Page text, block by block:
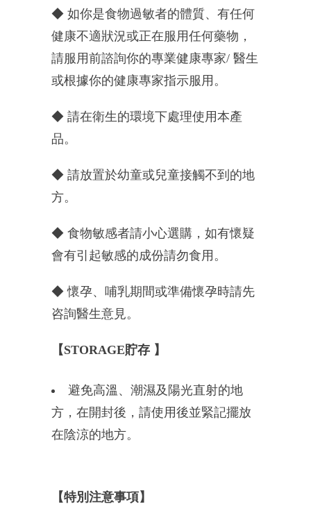
◆ 如你是食物過敏者的體質、有任何
健康不適狀況或正在服用任何藥物，
請服用前諮詢你的專業健康專家/ 醫生
或根據你的健康專家指示服用。
◆ 請在衛生的環境下處理使用本產
品。
◆ 請放置於幼童或兒童接觸不到的地
方。
◆ 食物敏感者請小心選購，如有懷疑
會有引起敏感的成份請勿食用。
◆ 懷孕、哺乳期間或準備懷孕時請先
咨詢醫生意見。
【STORAGE貯存 】
避免高溫、潮濕及陽光直射的地
方，在開封後，請使用後並緊記擺放
在陰涼的地方。
【特別注意事項】